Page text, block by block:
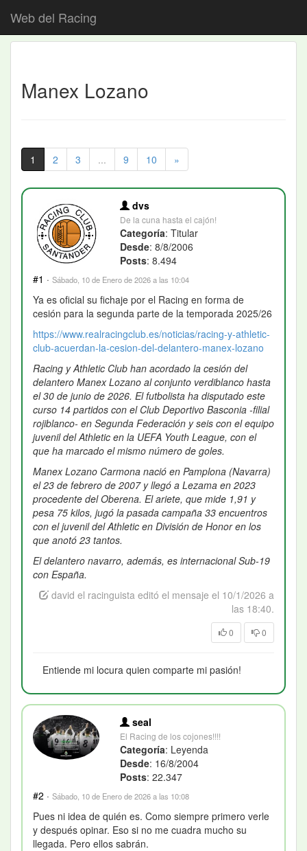
Web del Racing
Manex Lozano
1 2 3 ... 9 10 »
dvs
De la cuna hasta el cajón!
Categoría: Titular
Desde: 8/8/2006
Posts: 8.494
#1 · Sábado, 10 de Enero de 2026 a las 10:04
Ya es oficial su fichaje por el Racing en forma de
cesión para la segunda parte de la temporada 2025/26
https://www.realracingclub.es/noticias/racing-y-athletic-
club-acuerdan-la-cesion-del-delantero-manex-lozano
Racing y Athletic Club han acordado la cesión del
delantero Manex Lozano al conjunto verdiblanco hasta
el 30 de junio de 2026. El futbolista ha disputado este
curso 14 partidos con el Club Deportivo Basconia -filial
rojiblanco- en Segunda Federación y seis con el equipo
juvenil del Athletic en la UEFA Youth League, con el
que ha marcado el mismo número de goles.
Manex Lozano Carmona nació en Pamplona (Navarra)
el 23 de febrero de 2007 y llegó a Lezama en 2023
procedente del Oberena. El ariete, que mide 1,91 y
pesa 75 kilos, jugó la pasada campaña 33 encuentros
con el juvenil del Athletic en División de Honor en los
que anotó 23 tantos.
El delantero navarro, además, es internacional Sub-19
con España.
david el racinguista editó el mensaje el 10/1/2026 a
las 18:40.
0 0
Entiende mi locura quien comparte mi pasión!
seal
El Racing de los cojones!!!!
Categoría: Leyenda
Desde: 16/8/2004
Posts: 22.347
#2 · Sábado, 10 de Enero de 2026 a las 10:08
Pues ni idea de quién es. Como siempre primero verle
y después opinar. Eso si no me cuadra mucho su
llegada. Pero ellos sabrán.